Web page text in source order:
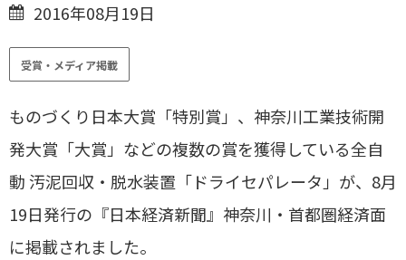
2016年08月19日
受賞・メディア掲載
ものづくり日本大賞「特別賞」、神奈川工業技術開
発大賞「大賞」などの複数の賞を獲得している全自
動 汚泥回収・脱水装置「ドライセパレータ」が、8月
19日発行の『日本経済新聞』神奈川・首都圏経済面
に掲載されました。